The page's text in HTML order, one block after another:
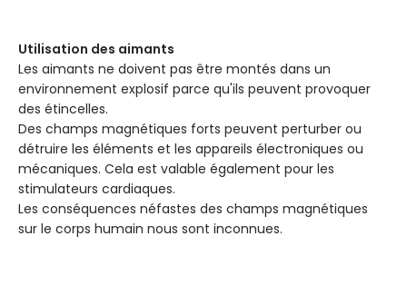
Utilisation des aimants
Les aimants ne doivent pas être montés dans un
environnement explosif parce qu'ils peuvent provoquer
des étincelles.
Des champs magnétiques forts peuvent perturber ou
détruire les éléments et les appareils électroniques ou
mécaniques. Cela est valable également pour les
stimulateurs cardiaques.
Les conséquences néfastes des champs magnétiques
sur le corps humain nous sont inconnues.